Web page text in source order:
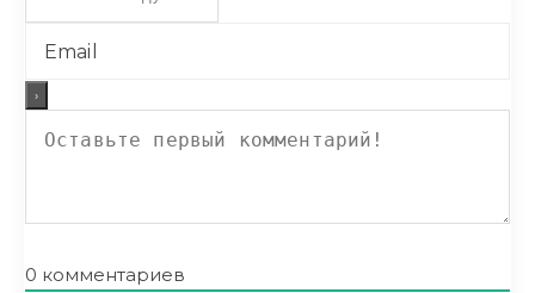
0 комментариев